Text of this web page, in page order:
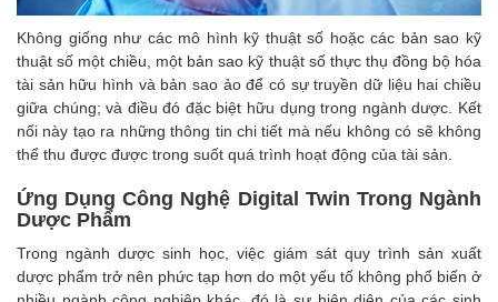
Không giống như các mô hình kỹ thuật số hoặc các bản sao kỹ
thuật số một chiều, một bản sao kỹ thuật số thực thụ đồng bộ hóa
tài sản hữu hình và bản sao ảo để có sự truyền dữ liệu hai chiều
giữa chúng; và điều đó đặc biệt hữu dụng trong ngành dược. Kết
nối này tạo ra những thông tin chi tiết mà nếu không có sẽ không
thể thu được được trong suốt quá trình hoạt động của tài sản.
Ứng Dụng Công Nghệ Digital Twin Trong Ngành
Dược Phẩm
Trong ngành dược sinh học, việc giám sát quy trình sản xuất
dược phẩm trở nên phức tạp hơn do một yếu tố không phổ biến ở